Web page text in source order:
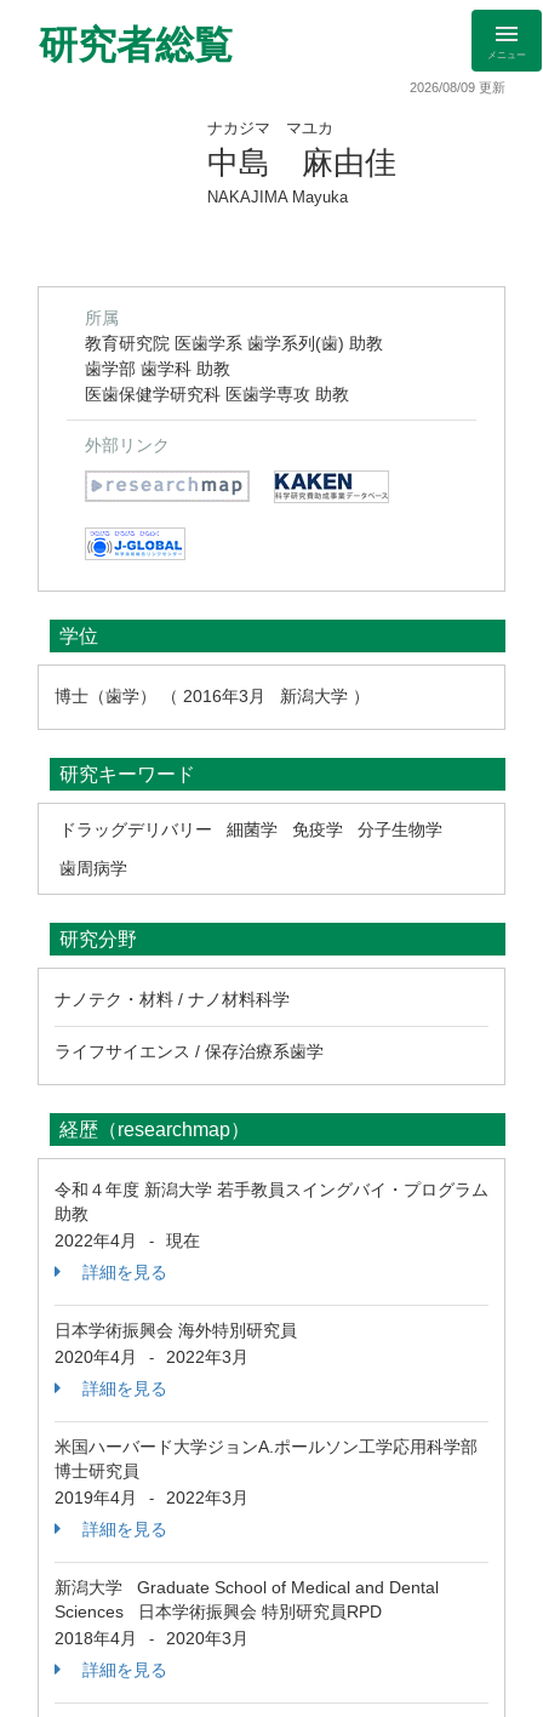
研究者総覧 メニュー
2026/08/09 更新
ナカジマ マユカ
中島 麻由佳
NAKAJIMA Mayuka
所属
教育研究院 医歯学系 歯学系列(歯) 助教
歯学部 歯学科 助教
医歯保健学研究科 医歯学専攻 助教
外部リンク
学位
博士（歯学） （ 2016年3月 新潟大学 ）
研究キーワード
ドラッグデリバリー 細菌学 免疫学
分子生物学
歯周病学
研究分野
ナノテク・材料 / ナノ材料科学
ライフサイエンス / 保存治療系歯学
経歴（researchmap）
令和４年度 新潟大学 若手教員スイングバイ・プログラム
助教
2022年4月
-
現在
詳細を見る
日本学術振興会 海外特別研究員
2020年4月
-
2022年3月
詳細を見る
米国ハーバード大学ジョンA.ポールソン工学応用科学部
博士研究員
2019年4月
-
2022年3月
詳細を見る
新潟大学 Graduate School of Medical and Dental
Sciences 日本学術振興会 特別研究員RPD
2018年4月
-
2020年3月
詳細を見る